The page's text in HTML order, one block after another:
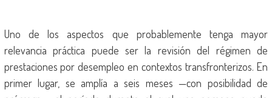
Uno de los aspectos que probablemente tenga mayor
relevancia práctica puede ser la revisión del régimen de
prestaciones por desempleo en contextos transfronterizos. En
primer lugar, se amplía a seis meses —con posibilidad de